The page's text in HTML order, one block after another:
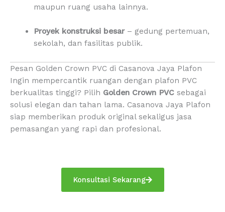
maupun ruang usaha lainnya.
Proyek konstruksi besar– gedung pertemuan,
sekolah, dan fasilitas publik.
Pesan Golden Crown PVC di Casanova Jaya Plafon
Ingin mempercantik ruangan dengan plafon PVC
berkualitas tinggi? Pilih Golden Crown PVC sebagai
solusi elegan dan tahan lama. Casanova Jaya Plafon
siap memberikan produk original sekaligus jasa
pemasangan yang rapi dan profesional.
Konsultasi Sekarang